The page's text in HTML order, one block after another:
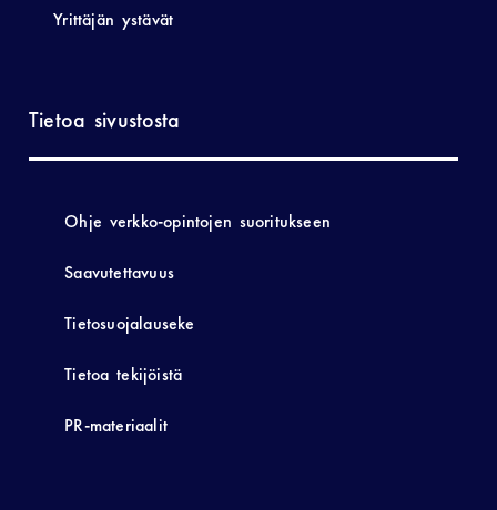
Yrittäjän ystävät
Tietoa sivustosta
Ohje verkko-opintojen suoritukseen
Saavutettavuus
Tietosuojalauseke
Tietoa tekijöistä
PR-materiaalit